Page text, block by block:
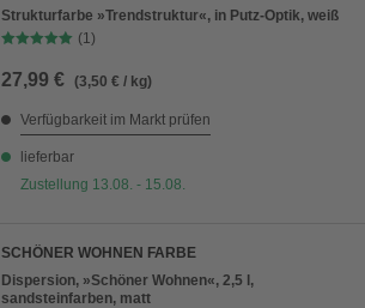
Strukturfarbe »Trendstruktur«, in Putz-Optik, weiß
(1)
27,99 € (3,50 € / kg)
Verfügbarkeit im Markt prüfen
lieferbar
Zustellung 13.08. - 15.08.
SCHÖNER WOHNEN FARBE
Dispersion, »Schöner Wohnen«, 2,5 l,
sandsteinfarben, matt